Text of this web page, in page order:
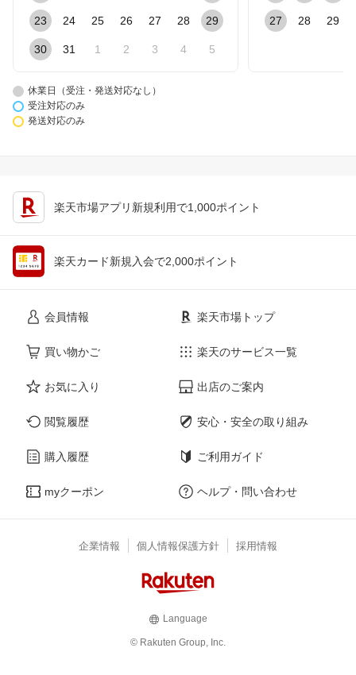
23 24 25 26 27 28 29
30 31 1 2 3 4 5
27 28 29
休業日（受注・発送対応なし）
受注対応のみ
発送対応のみ
楽天市場アプリ新規利用で1,000ポイント
楽天カード新規入会で2,000ポイント
会員情報
買い物かご
お気に入り
閲覧履歴
購入履歴
myクーポン
楽天市場トップ
楽天のサービス一覧
出店のご案内
安心・安全の取り組み
ご利用ガイド
ヘルプ・問い合わせ
企業情報 個人情報保護方針 採用情報
Language
© Rakuten Group, Inc.